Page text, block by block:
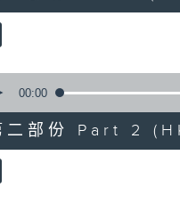
00:00
二部份 Part 2